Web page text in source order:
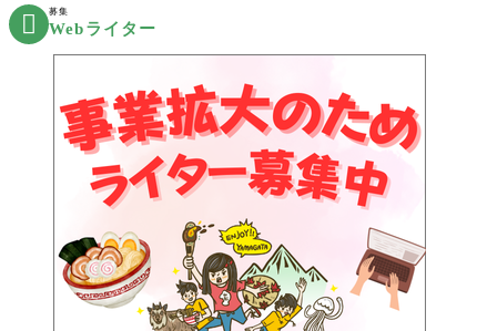
 募集
Webライター